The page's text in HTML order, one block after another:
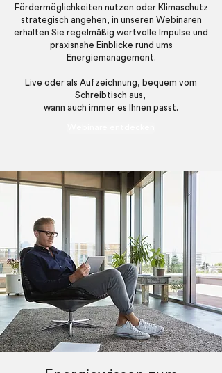
Fördermöglichkeiten nutzen oder Klimaschutz
strategisch angehen, in unseren Webinaren
erhalten Sie regelmäßig wertvolle Impulse und
praxisnahe Einblicke rund ums
Energiemanagement.
Live oder als Aufzeichnung, bequem vom
Schreibtisch aus,
wann auch immer es Ihnen passt.